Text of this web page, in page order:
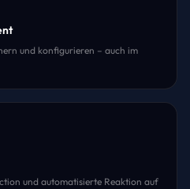
und konfigurieren – auch im
und automatisierte Reaktion auf